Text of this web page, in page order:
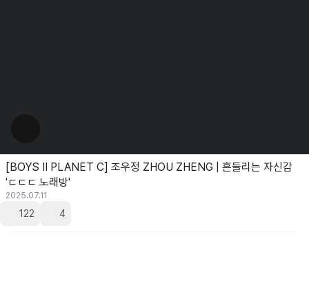
[BOYS II PLANET C] 조우정 ZHOU ZHENG | 흔들리는 자신감
'ㄷㄷㄷ 노래방'
2025.07.11
122 4